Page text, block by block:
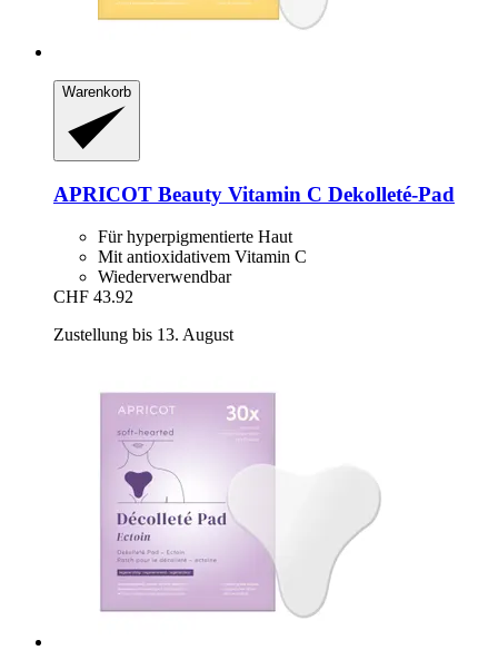
Warenkorb
APRICOT Beauty Vitamin C Dekolleté-​Pad
Für hyperpigmentierte Haut
Mit antioxidativem Vitamin C
Wiederverwendbar
CHF 43.92
Zustellung bis 13. August